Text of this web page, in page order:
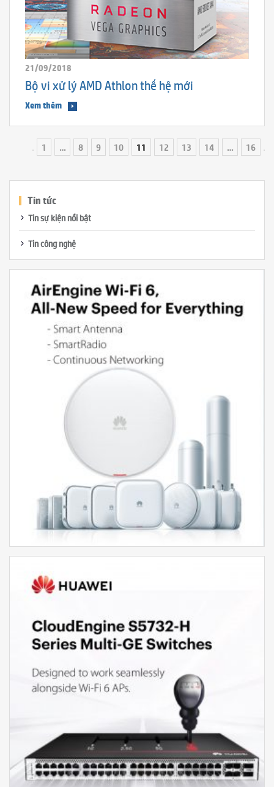
21/09/2018
Bộ vi xử lý AMD Athlon thế hệ mới
Xem thêm
1 … 8 9 10 11 12 13 14 … 16
Tin tức
Tin sự kiện nổi bật
Tin công nghệ